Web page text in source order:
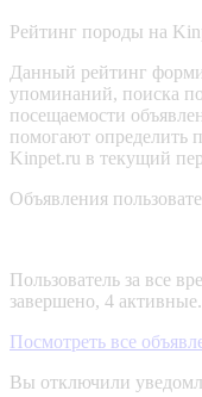
Рейтинг породы на
Данный рейтинг
упоминаний, поиска
посещаемости
помогают определить
Kinpet.ru в текущий
Объявления
Пользователь за все
завершено, 4 активные.
Посмотреть все
Вы отключили